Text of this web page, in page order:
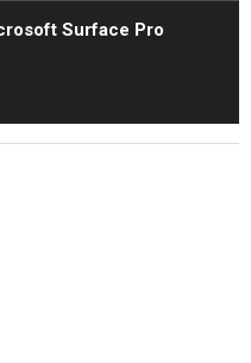
Surface Pro